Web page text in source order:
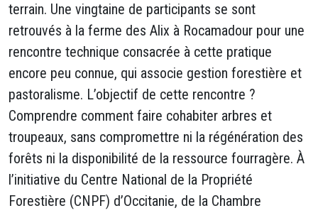
terrain. Une vingtaine de participants se sont
retrouvés à la ferme des Alix à Rocamadour pour une
rencontre technique consacrée à cette pratique
encore peu connue, qui associe gestion forestière et
pastoralisme. L’objectif de cette rencontre ?
Comprendre comment faire cohabiter arbres et
troupeaux, sans compromettre ni la régénération des
forêts ni la disponibilité de la ressource fourragère. À
l’initiative du Centre National de la Propriété
Forestière (CNPF) d’Occitanie, de la Chambre